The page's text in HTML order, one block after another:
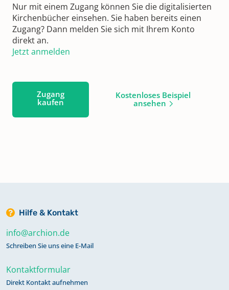
Nur mit einem Zugang können Sie die digitalisierten
Kirchenbücher einsehen. Sie haben bereits einen
Zugang? Dann melden Sie sich mit Ihrem Konto
direkt an.
Jetzt anmelden
Zugang
kaufen
Kostenloses Beispiel
ansehen
Hilfe & Kontakt
info@archion.de
Schreiben Sie uns eine E-Mail
Kontaktformular
Direkt Kontakt aufnehmen